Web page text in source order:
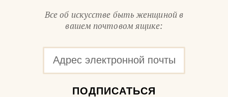
Все об искусстве быть женщиной в
вашем почтовом ящике:
ПОДПИСАТЬСЯ